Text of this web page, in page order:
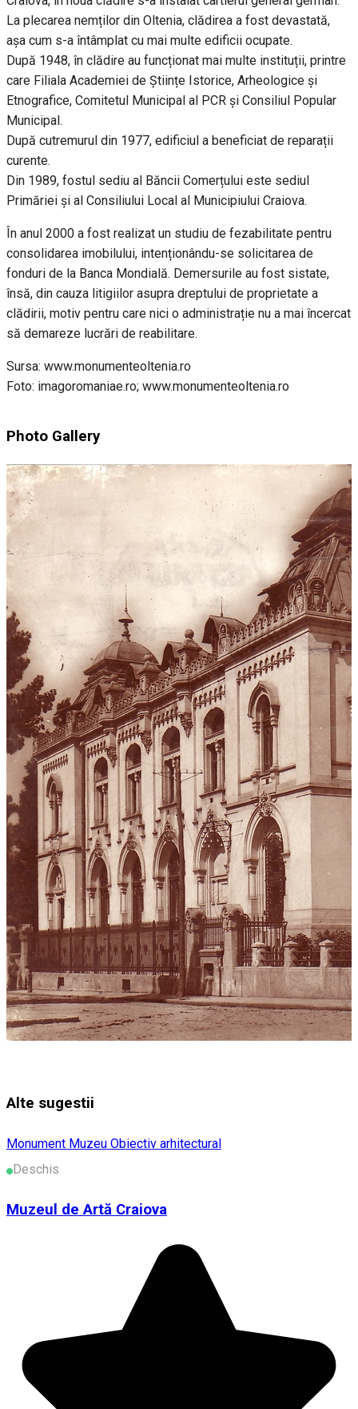
La plecarea nemților din Oltenia, clădirea a fost devastată,
așa cum s-a întâmplat cu mai multe edificii ocupate.
După 1948, în clădire au funcționat mai multe instituții, printre
care Filiala Academiei de Științe Istorice, Arheologice și
Etnografice, Comitetul Municipal al PCR și Consiliul Popular
Municipal.
După cutremurul din 1977, edificiul a beneficiat de reparații
curente.
Din 1989, fostul sediu al Băncii Comerțului este sediul
Primăriei și al Consiliului Local al Municipiului Craiova.
În anul 2000 a fost realizat un studiu de fezabilitate pentru
consolidarea imobilului, intenționându-se solicitarea de
fonduri de la Banca Mondială. Demersurile au fost sistate,
însă, din cauza litigiilor asupra dreptului de proprietate a
clădirii, motiv pentru care nici o administrație nu a mai încercat
să demareze lucrări de reabilitare.
Sursa: www.monumenteoltenia.ro
Foto: imagoromaniae.ro; www.monumenteoltenia.ro
Photo Gallery
Alte sugestii
Monument Muzeu Obiectiv arhitectural
Deschis
Muzeul de Artă Craiova